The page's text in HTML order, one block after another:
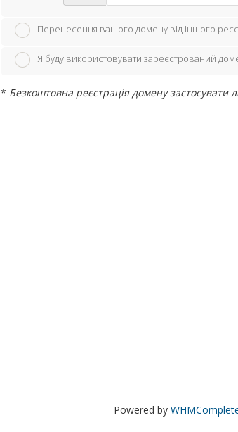
Перенесення вашого домену від іншого
Я буду використовувати зареєстрований
* Безкоштовна реєстрація домену
Powered by